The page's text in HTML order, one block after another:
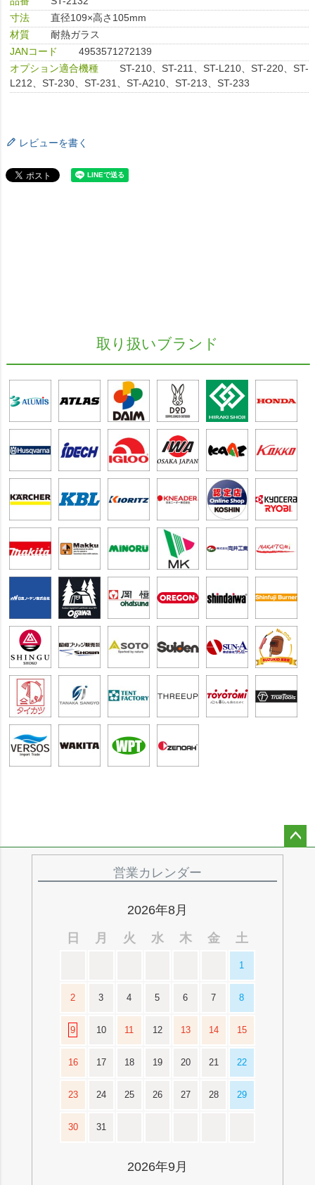
寸法
直径109×高さ105mm
材質
耐熱ガラス
JANコード
4953571272139
オプション適合機種
ST-210、ST-211、ST-L210、ST-220、ST-
L212、ST-230、ST-231、ST-A210、ST-213、ST-233
レビューを書く
取り扱いブランド
営業カレンダー
2026年8月
日
月 火 水 木 金 土
1
2 3 4 5 6 7 8
9 10 11 12 13 14 15
16 17 18 19 20 21 22
23 24 25 26 27 28 29
30 31
2026年9月